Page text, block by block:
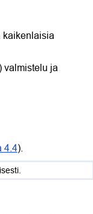
kaikenlaisia
valmistelu ja
4.4).